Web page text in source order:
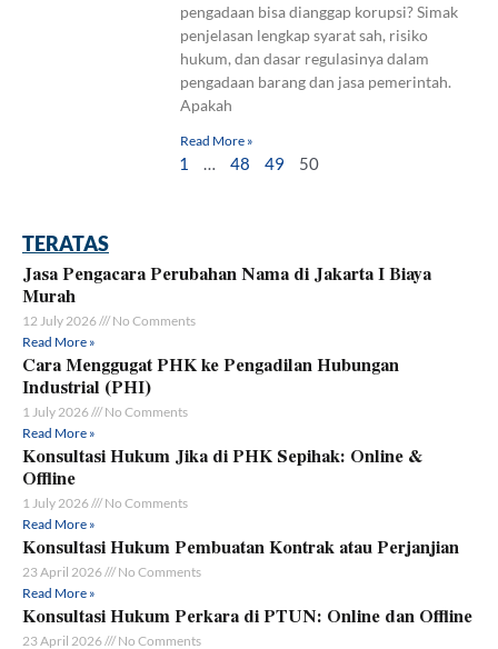
pengadaan bisa dianggap korupsi? Simak
penjelasan lengkap syarat sah, risiko
hukum, dan dasar regulasinya dalam
pengadaan barang dan jasa pemerintah.
Apakah
Read More »
1 48 49 50
TERATAS
Jasa Pengacara Perubahan Nama di Jakarta I Biaya
Murah
12 July 2026
No Comments
Read More »
Cara Menggugat PHK ke Pengadilan Hubungan
Industrial (PHI)
1 July 2026
No Comments
Read More »
Konsultasi Hukum Jika di PHK Sepihak: Online &
Offline
1 July 2026
No Comments
Read More »
Konsultasi Hukum Pembuatan Kontrak atau Perjanjian
23 April 2026
No Comments
Read More »
Konsultasi Hukum Perkara di PTUN: Online dan Offline
23 April 2026
No Comments